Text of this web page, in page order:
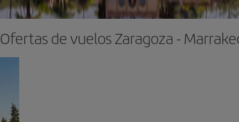
Ofertas de vuelos Zaragoza -